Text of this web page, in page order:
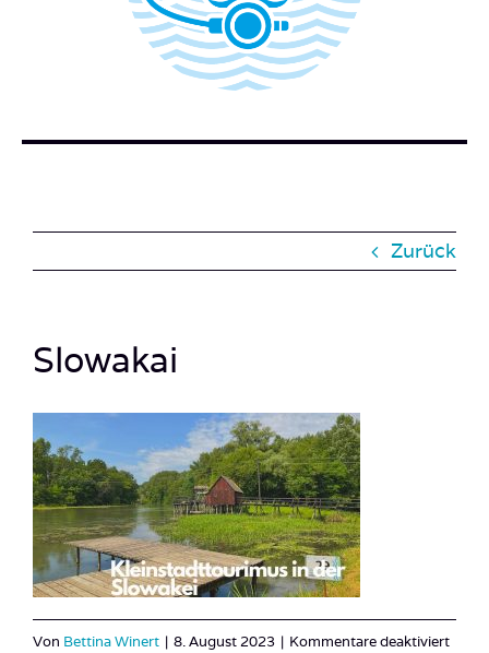
BUCH BESTELLEN
Zurück
Slowakai
Von Bettina Winert | 8. August 2023 | Kommentare deaktiviertfür